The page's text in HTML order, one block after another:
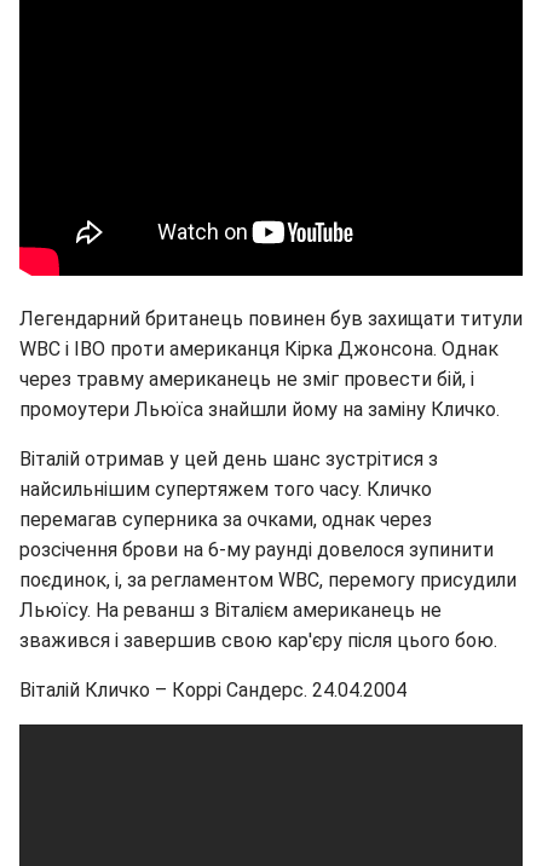
Легендарний британець повинен був захищати титули
WBC і IBO проти американця Кірка Джонсона. Однак
через травму американець не зміг провести бій, і
промоутери Льюїса знайшли йому на заміну Кличко.
Віталій отримав у цей день шанс зустрітися з
найсильнішим супертяжем того часу. Кличко
перемагав суперника за очками, однак через
розсічення брови на 6-му раунді довелося зупинити
поєдинок, і, за регламентом WBC, перемогу присудили
Льюїсу. На реванш з Віталієм американець не
зважився і завершив свою кар'єру після цього бою.
Віталій Кличко – Коррі Сандерс. 24.04.2004